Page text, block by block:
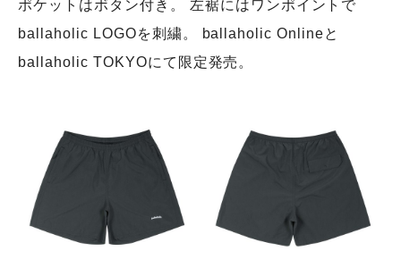
ポケットはボタン付き。 左裾にはワンポイントで
ballaholic LOGOを刺繍。 ballaholic Onlineと
ballaholic TOKYOにて限定発売。